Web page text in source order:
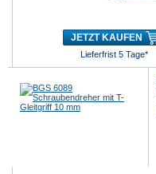
JETZT KAUFEN
Lieferfrist 5 Tage*